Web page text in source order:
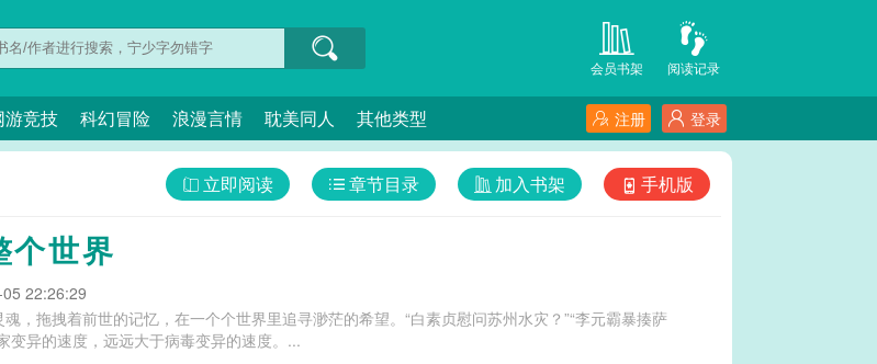
阅读记录
会员书架
游竞技 科幻冒险 浪漫言情 耽美同人 其他类型 登录
注册
手机版
加入书架
章节目录
立即阅读
个世界
22:26:29
，拖拽着前世的记忆，在一个个世界里追寻渺茫的希望。“白素贞慰问苏州水灾？”“李元霸暴揍萨
变异的速度，远远大于病毒变异的速度。...